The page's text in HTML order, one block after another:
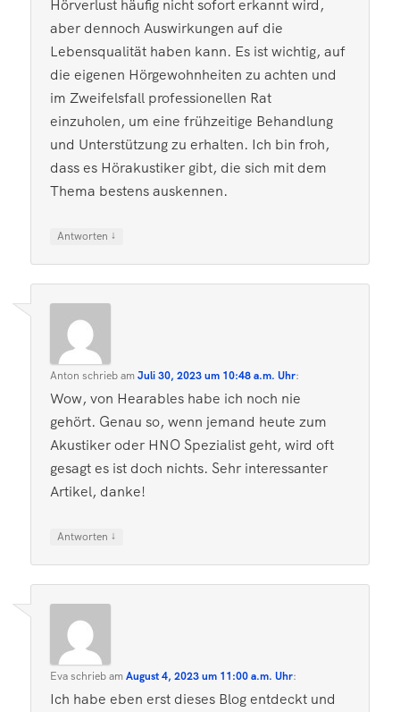
Hörverlust häufig nicht sofort erkannt wird,
aber dennoch Auswirkungen auf die
Lebensqualität haben kann. Es ist wichtig, auf
die eigenen Hörgewohnheiten zu achten und
im Zweifelsfall professionellen Rat
einzuholen, um eine frühzeitige Behandlung
und Unterstützung zu erhalten. Ich bin froh,
dass es Hörakustiker gibt, die sich mit dem
Thema bestens auskennen.
Antworten ↓
Anton schriebamJuli 30, 2023 um 10:48 a.m. Uhr:
Wow, von Hearables habe ich noch nie
gehört. Genau so, wenn jemand heute zum
Akustiker oder HNO Spezialist geht, wird oft
gesagt es ist doch nichts. Sehr interessanter
Artikel, danke!
Antworten ↓
EvaschriebamAugust 4, 2023 um 11:00 a.m. Uhr:
Ich habe eben erst dieses Blog entdeckt und